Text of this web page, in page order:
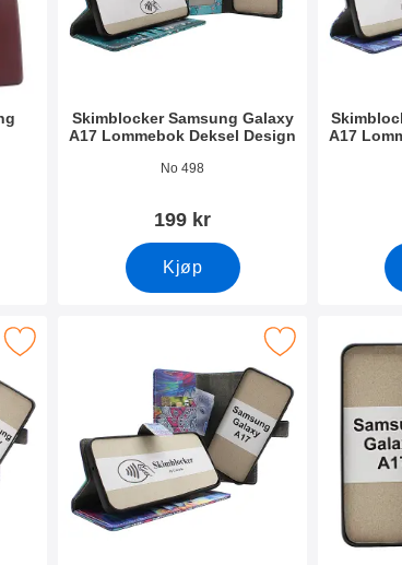
Skimblocker Samsung Galaxy
A17 Lommebok Deksel Design
Varenummer 53834
No 498
199 kr
Kjøp
A17
Lommebok Deksel Design som favoritt
Samsung Galaxy A17 Magnet Merk